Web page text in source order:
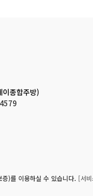
이종합주방)
)를 이용하실 수 있습니다. [서